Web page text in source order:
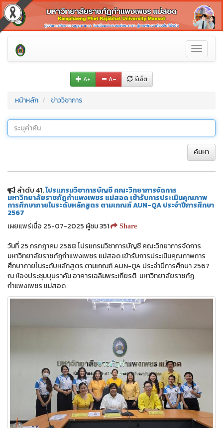
Toggle
A+ A– รีเซ็ต
หน้าหลัก ข่าววิชาการ
ค้นหา
ลำดับ 41.โปรแกรมวิชาการบัญชี คณะวิทยาการจัดการ
มหาวิทยาลัยราชภัฏกำแพงเพชร แม่สอด เข้ารับการประเมินคุณภาพ
การศึกษาภายในระดับหลักสูตร ตามเกณฑ์ AUN-QA ประจำปีการศึกษา
2567
เผยแพร่เมื่อ 25-07-2025 ผู้ชม 351
Share
วันที่ 25 กรกฎาคม 2568 โปรแกรมวิชาการบัญชี คณะวิทยาการจัดการ
มหาวิทยาลัยราชภัฏกำแพงเพชร แม่สอด เข้ารับการประเมินคุณภาพการ
ศึกษาภายในระดับหลักสูตร ตามเกณฑ์ AUN-QA ประจำปีการศึกษา 2567
ณ ห้องประชุมบุษราคัม อาคารเฉลิมพระเกียรติ มหาวิทยาลัยราชภัฏ
กำแพงเพชร แม่สอด